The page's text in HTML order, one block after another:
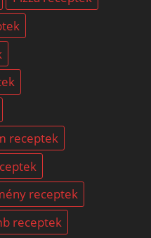
receptek
receptek
receptek